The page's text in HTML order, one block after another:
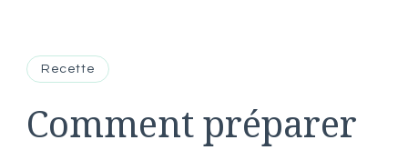
Recette
Comment préparer